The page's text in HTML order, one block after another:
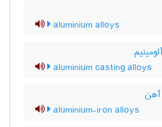
aluminium alloys
aluminium casting alloys
آهن
aluminium-iron alloys